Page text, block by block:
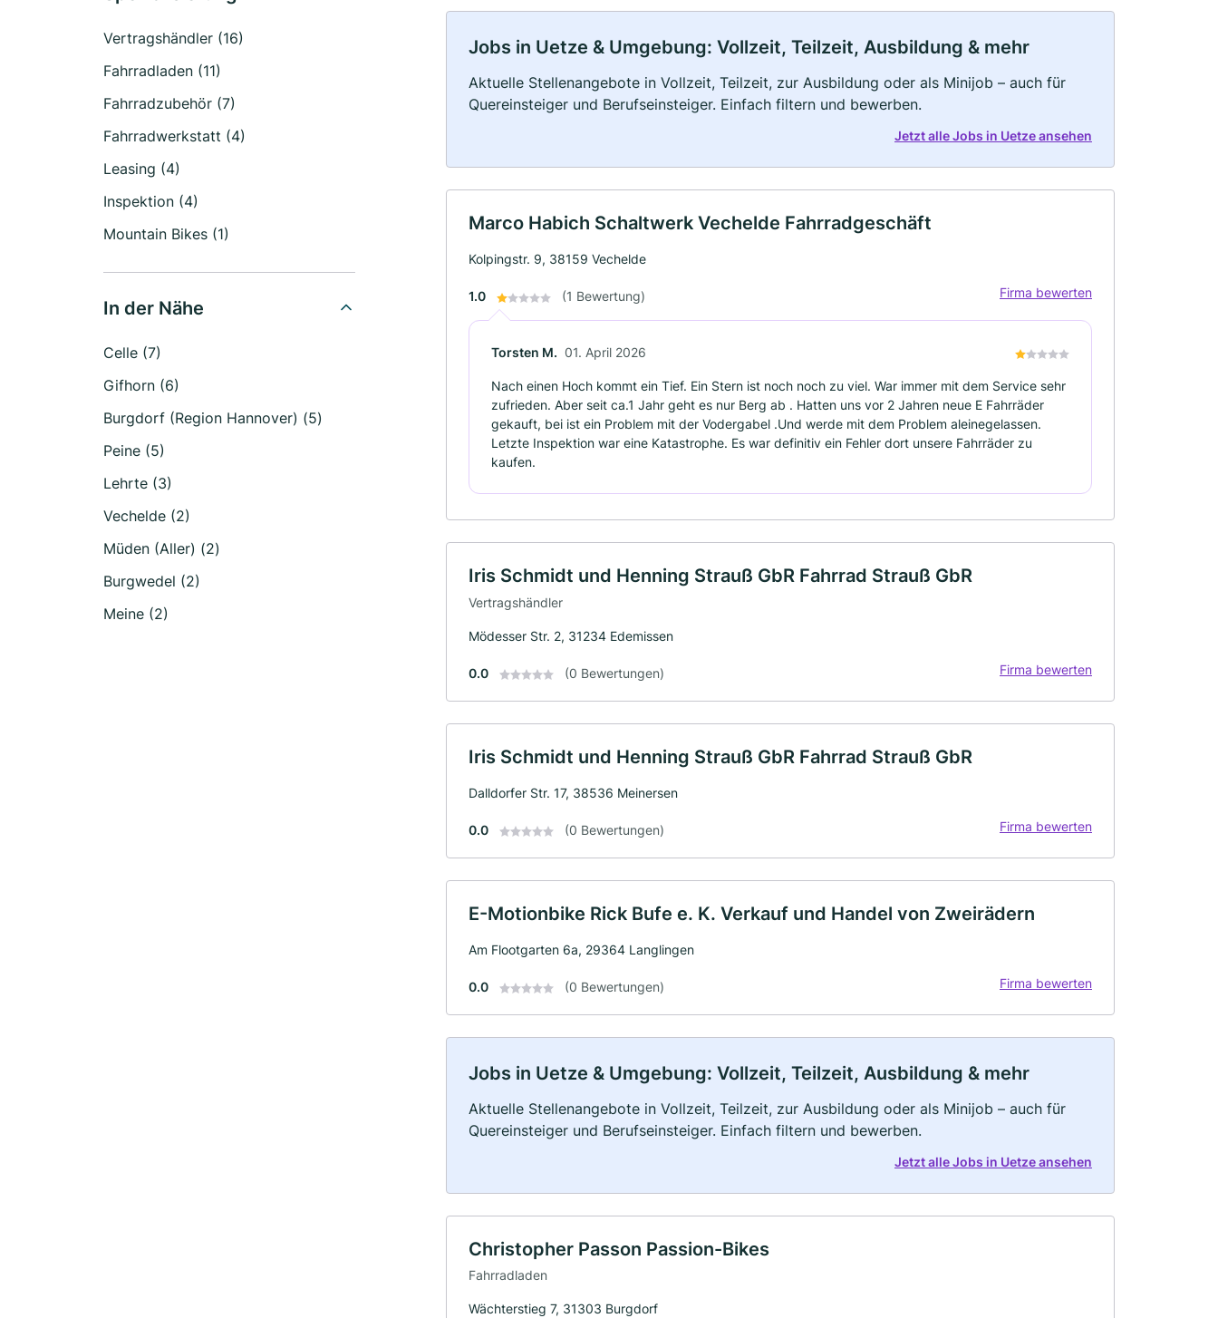
Vertragshändler (16)
Fahrradladen (11)
Fahrradzubehör (7)
Fahrradwerkstatt (4)
Leasing (4)
Inspektion (4)
Mountain Bikes (1)
In der Nähe
Celle (7)
Gifhorn (6)
Burgdorf (Region Hannover) (5)
Peine (5)
Lehrte (3)
Vechelde (2)
Müden (Aller) (2)
Burgwedel (2)
Meine (2)
Jobs in Uetze & Umgebung: Vollzeit, Teilzeit, Ausbildung & mehr
Aktuelle Stellenangebote in Vollzeit, Teilzeit, zur Ausbildung oder als Minijob – auch für
Quereinsteiger und Berufseinsteiger. Einfach filtern und bewerben.
Jetzt alle Jobs in Uetze ansehen
Marco Habich Schaltwerk Vechelde Fahrradgeschäft
Kolpingstr. 9, 38159 Vechelde
1.0 (1 Bewertung) Firma bewerten
Torsten M. 01. April 2026
Nach einen Hoch kommt ein Tief. Ein Stern ist noch noch zu viel. War immer mit dem Service sehr
zufrieden. Aber seit ca.1 Jahr geht es nur Berg ab . Hatten uns vor 2 Jahren neue E Fahrräder
gekauft, bei ist ein Problem mit der Vodergabel .Und werde mit dem Problem aleinegelassen.
Letzte Inspektion war eine Katastrophe. Es war definitiv ein Fehler dort unsere Fahrräder zu
kaufen.
Iris Schmidt und Henning Strauß GbR Fahrrad Strauß GbR
Vertragshändler
Mödesser Str. 2, 31234 Edemissen
0.0 (0 Bewertungen) Firma bewerten
Iris Schmidt und Henning Strauß GbR Fahrrad Strauß GbR
Dalldorfer Str. 17, 38536 Meinersen
0.0 (0 Bewertungen) Firma bewerten
E-Motionbike Rick Bufe e. K. Verkauf und Handel von Zweirädern
Am Flootgarten 6a, 29364 Langlingen
0.0 (0 Bewertungen) Firma bewerten
Jobs in Uetze & Umgebung: Vollzeit, Teilzeit, Ausbildung & mehr
Aktuelle Stellenangebote in Vollzeit, Teilzeit, zur Ausbildung oder als Minijob – auch für
Quereinsteiger und Berufseinsteiger. Einfach filtern und bewerben.
Jetzt alle Jobs in Uetze ansehen
Christopher Passon Passion-Bikes
Fahrradladen
Wächterstieg 7, 31303 Burgdorf